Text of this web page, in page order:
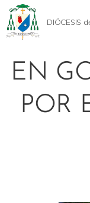
DIÓCESIS
EN
POR